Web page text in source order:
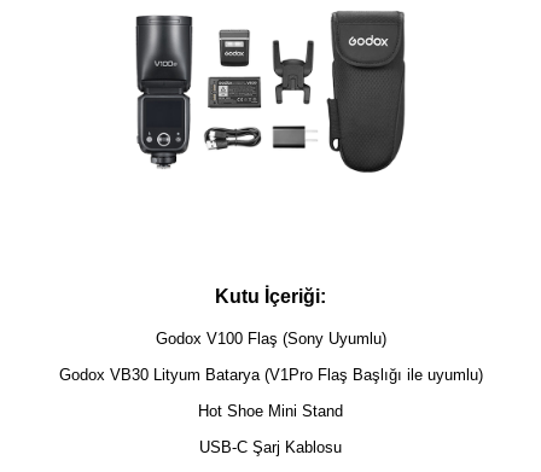
Kutu İçeriği:
Godox V100 Flaş (Sony Uyumlu)
Godox VB30 Lityum Batarya (V1Pro Flaş Başlığı ile uyumlu)
Hot Shoe Mini Stand
USB-C Şarj Kablosu